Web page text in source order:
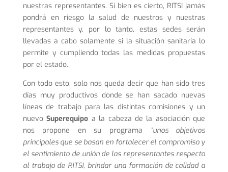
nuestras representantes. Si bien es cierto, RITSI jamás
pondrá en riesgo la salud de nuestros y nuestras
representantes y, por lo tanto, estas sedes serán
llevadas a cabo solamente si la situación sanitaria lo
permite y cumpliendo todas las medidas propuestas
por el estado.
Con todo esto, solo nos queda decir que han sido tres
días muy productivos donde se han sacado nuevas
líneas de trabajo para las distintas comisiones y un
nuevoSuperequipo a la cabeza de la asociación que
nos propone en su programa
“unos objetivos
principales que se basan en fortalecer el compromiso y
el sentimiento de unión de las representantes respecto
al trabajo de RITSI, brindar una formación de calidad a